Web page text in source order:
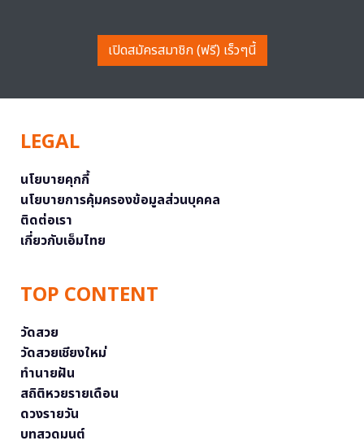
เปิดสมัครสมาชิก (ฟรี) เร็วๆนี้
LEGAL
นโยบายคุกกี้
นโยบายการคุ้มครองข้อมูลส่วนบุคคล
ติดต่อเรา
เกี่ยวกับเอ็มไทย
TOP CONTENT
วัดสวย
วัดสวยเชียงใหม่
ทำนายฝัน
สถิติหวยรายเดือน
ดวงรายวัน
บทสวดมนต์